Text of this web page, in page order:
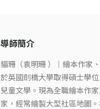
導師簡介
貓珊（袁明珊 ）｜繪本作家
於英國劍橋大學取得碩士學
兒童文學。現為全職繪本作
家，經常繪製大型社區地圖